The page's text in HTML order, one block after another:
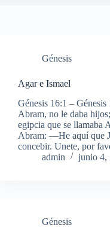
Génesis
Agar e Ismael
Génesis 16:1 –
Abram, no le daba
egipcia que se llamaba
Abram: —He aquí que
concebir. Unete, por
admin
junio 4,
Génesis